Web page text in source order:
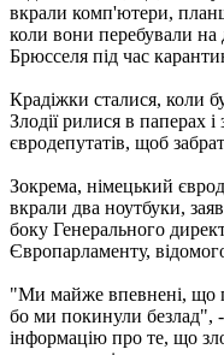
вкрали комп'ютери,
коли вони перебували на
Брюсселя під час
Крадіжки сталися, коли
Злодії рилися в паперах
євродепутатів, щоб
Зокрема, німецький
вкрали два ноутбуки,
боку Генерального
Європарламенту,
"Ми майже впевнені, що
бо ми покинули безлад",
інформацію про те, що